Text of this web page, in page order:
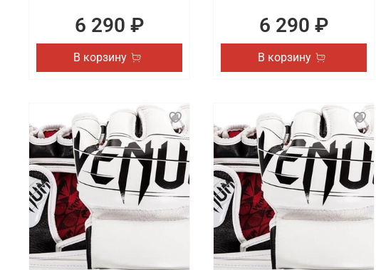
6 290 ₽
В корзину
6 290 ₽
В корзину